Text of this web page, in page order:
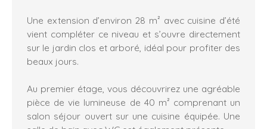
Une extension d’environ 28 m² avec cuisine d’été
vient compléter ce niveau et s’ouvre directement
sur le jardin clos et arboré, idéal pour profiter des
beaux jours.
Au premier étage, vous découvrirez une agréable
pièce de vie lumineuse de 40 m² comprenant un
salon séjour ouvert sur une cuisine équipée. Une